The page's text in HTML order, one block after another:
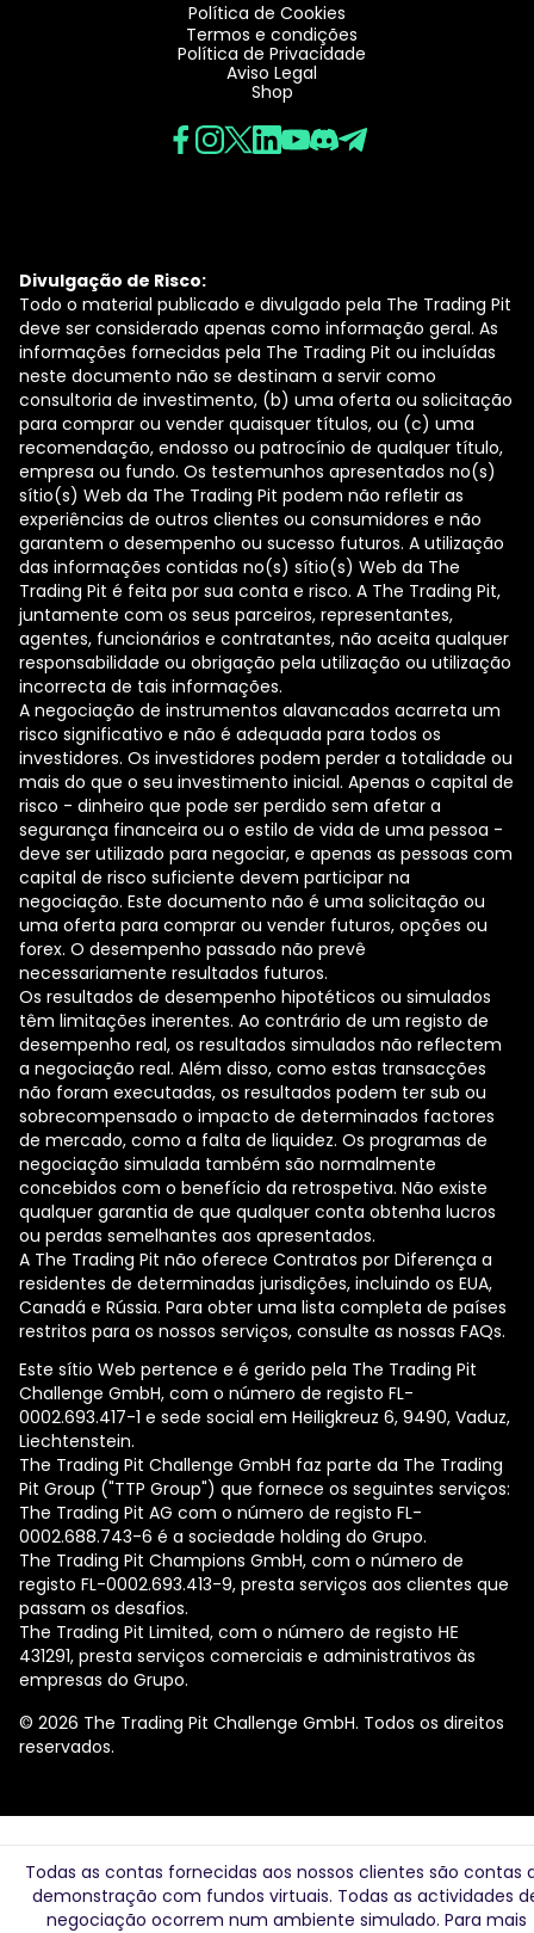
Política de Cookies
Termos e condições
Política de Privacidade
Aviso Legal
Shop
Divulgação de Risco:
Todo o material publicado e divulgado pela The Trading Pit
deve ser considerado apenas como informação geral. As
informações fornecidas pela The Trading Pit ou incluídas
neste documento não se destinam a servir como
consultoria de investimento, (b) uma oferta ou solicitação
para comprar ou vender quaisquer títulos, ou (c) uma
recomendação, endosso ou patrocínio de qualquer título,
empresa ou fundo. Os testemunhos apresentados no(s)
sítio(s) Web da The Trading Pit podem não refletir as
experiências de outros clientes ou consumidores e não
garantem o desempenho ou sucesso futuros. A utilização
das informações contidas no(s) sítio(s) Web da The
Trading Pit é feita por sua conta e risco. A The Trading Pit,
juntamente com os seus parceiros, representantes,
agentes, funcionários e contratantes, não aceita qualquer
responsabilidade ou obrigação pela utilização ou utilização
incorrecta de tais informações.
A negociação de instrumentos alavancados acarreta um
risco significativo e não é adequada para todos os
investidores. Os investidores podem perder a totalidade ou
mais do que o seu investimento inicial. Apenas o capital de
risco - dinheiro que pode ser perdido sem afetar a
segurança financeira ou o estilo de vida de uma pessoa -
deve ser utilizado para negociar, e apenas as pessoas com
capital de risco suficiente devem participar na
negociação. Este documento não é uma solicitação ou
uma oferta para comprar ou vender futuros, opções ou
forex. O desempenho passado não prevê
necessariamente resultados futuros.
Os resultados de desempenho hipotéticos ou simulados
têm limitações inerentes. Ao contrário de um registo de
desempenho real, os resultados simulados não reflectem
a negociação real. Além disso, como estas transacções
não foram executadas, os resultados podem ter sub ou
sobrecompensado o impacto de determinados factores
de mercado, como a falta de liquidez. Os programas de
negociação simulada também são normalmente
concebidos com o benefício da retrospetiva. Não existe
qualquer garantia de que qualquer conta obtenha lucros
ou perdas semelhantes aos apresentados.
A The Trading Pit não oferece Contratos por Diferença a
residentes de determinadas jurisdições, incluindo os EUA,
Canadá e Rússia. Para obter uma lista completa de países
restritos para os nossos serviços, consulte as nossas FAQs.
Este sítio Web pertence e é gerido pela The Trading Pit
Challenge GmbH, com o número de registo FL-
0002.693.417-1 e sede social em Heiligkreuz 6, 9490, Vaduz,
Liechtenstein.
The Trading Pit Challenge GmbH faz parte da The Trading
Pit Group ("TTP Group") que fornece os seguintes serviços:
The Trading Pit AG com o número de registo FL-
0002.688.743-6 é a sociedade holding do Grupo.
The Trading Pit Champions GmbH, com o número de
registo FL-0002.693.413-9, presta serviços aos clientes que
passam os desafios.
The Trading Pit Limited, com o número de registo ΗΕ
431291, presta serviços comerciais e administrativos às
empresas do Grupo.
© 2026 The Trading Pit Challenge GmbH. Todos os direitos
reservados.
Todas as contas fornecidas aos nossos clientes são contas
demonstração com fundos virtuais. Todas as actividades
negociação ocorrem num ambiente simulado. Para mais